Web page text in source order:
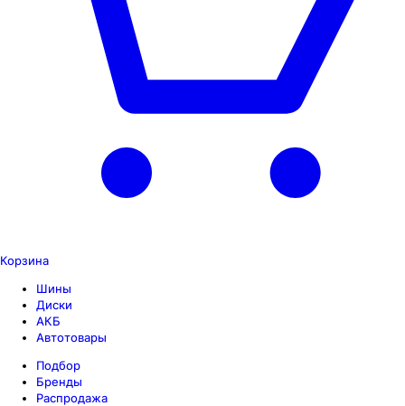
Корзина
Шины
Диски
АКБ
Автотовары
Подбор
Бренды
Распродажа